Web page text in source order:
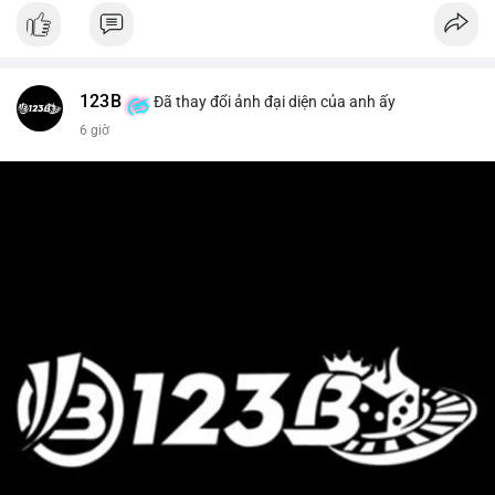
123B Đã thay đổi ảnh đại diện của anh ấy
6 giờ